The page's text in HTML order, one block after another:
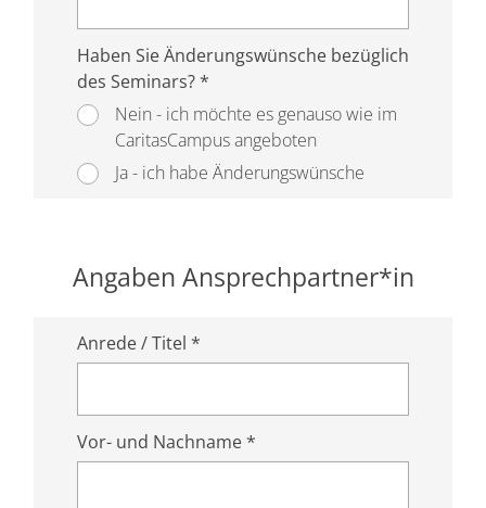
Haben Sie Änderungswünsche bezüglich
des Seminars? *
Nein - ich möchte es genauso wie im
CaritasCampus angeboten
Ja - ich habe Änderungswünsche
Angaben Ansprechpartner*in
Anrede / Titel *
Vor- und Nachname *